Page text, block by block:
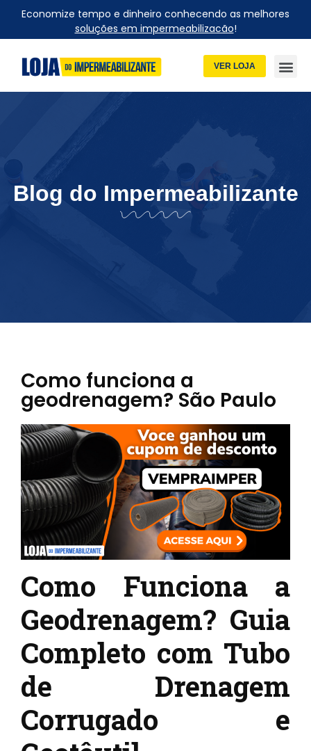
Economize tempo e dinheiro conhecendo as melhores
soluções em impermeabilizacão!
VER LOJA
Blog do Impermeabilizante
Como funciona a
geodrenagem? São Paulo
Como Funciona a
Geodrenagem? Guia
Completo com Tubo
de Drenagem
Corrugado e